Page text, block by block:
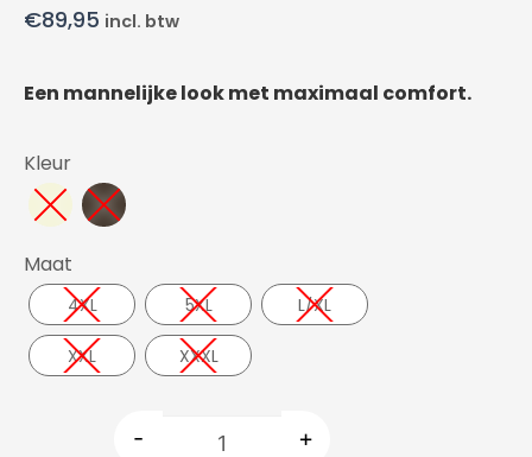
€89,95 incl. btw
Een mannelijke look met maximaal comfort.
Kleur
Maat
4XL 5XL L/XL
XXL XXXL
- +